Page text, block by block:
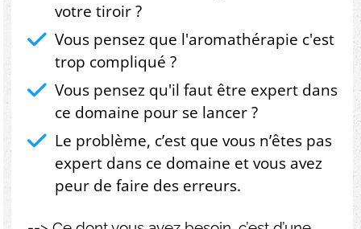
votre tiroir ?
Vous pensez que l'aromathérapie c'est
trop compliqué ?
Vous pensez qu'il faut être expert dans
ce domaine pour se lancer ?
Le problème, c’est que vous n’êtes pas
expert dans ce domaine et vous avez
peur de faire des erreurs.